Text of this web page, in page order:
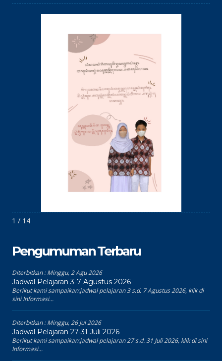
1 / 14
Pengumuman Terbaru
Diterbitkan :Minggu, 2 Agu 2026
Jadwal Pelajaran 3-7 Agustus 2026
Berikut kami sampaikan:jadwal pelajaran 3 s.d. 7 Agustus 2026, klik di
sini Informasi...
Diterbitkan :Minggu, 26 Jul 2026
Jadwal Pelajaran 27-31 Juli 2026
Berikut kami sampaikan:jadwal pelajaran 27 s.d. 31 Juli 2026, klik di sini
Informasi...